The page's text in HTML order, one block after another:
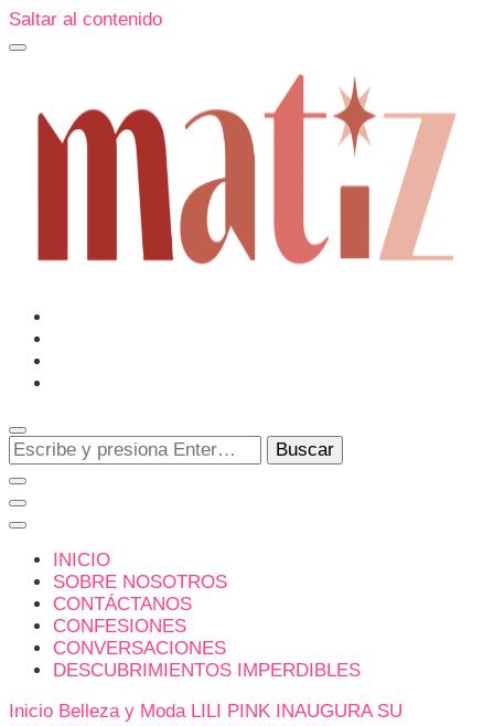
Saltar al contenido
Matiz
Un espacio editorial donde pongo en palabras aquello que
muchos sentimos y pocos sabemos cómo explicar y
donde también compartiré contigo las cosas que me
conmueven, me sorprenden o creo que merecen ser
¿Buscas
algo?
INICIO
SOBRE NOSOTROS
CONTÁCTANOS
CONFESIONES
CONVERSACIONES
DESCUBRIMIENTOS IMPERDIBLES
Inicio Belleza y Moda LILI PINK INAUGURA SU